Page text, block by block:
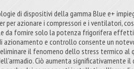
di dispositivi della gamma Blue e+
per azionare i compressori e i ventilatori,
da fornire solo la potenza frigorifera
azionamento e controllo consente un
il fenomeno dello stress termico al
Ciò aumenta significativamente il